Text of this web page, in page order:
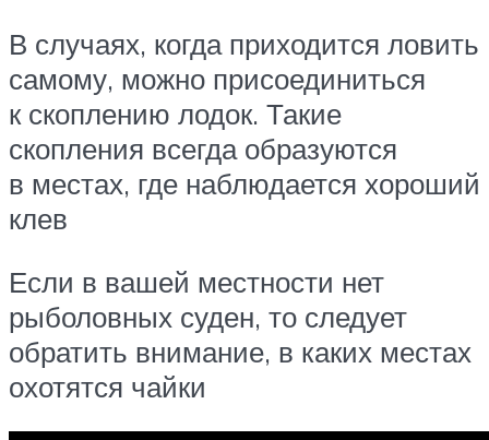
В случаях, когда приходится ловить
самому, можно присоединиться
к скоплению лодок. Такие
скопления всегда образуются
в местах, где наблюдается хороший
клев
Если в вашей местности нет
рыболовных суден, то следует
обратить внимание, в каких местах
охотятся чайки